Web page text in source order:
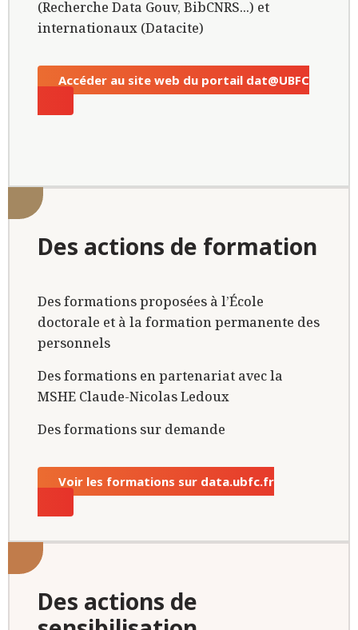
(Recherche Data Gouv, BibCNRS...) et
internationaux (Datacite)
Accéder au site web du portail dat@UBFC
Des actions de formation
Des formations proposées à l’École
doctorale et à la formation permanente des
personnels
Des formations en partenariat avec la
MSHE Claude-Nicolas Ledoux
Des formations sur demande
Voir les formations sur data.ubfc.fr
Des actions de